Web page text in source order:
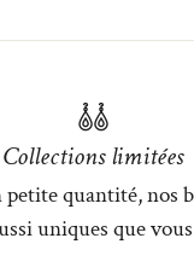
Collections limitées
petite quantité, nos
uniques que